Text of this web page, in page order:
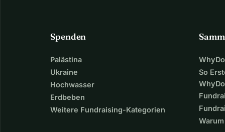
Spenden
Palästina
Ukraine
Hochwasser
Erdbeben
Weitere Fundraising-Kategorien
So